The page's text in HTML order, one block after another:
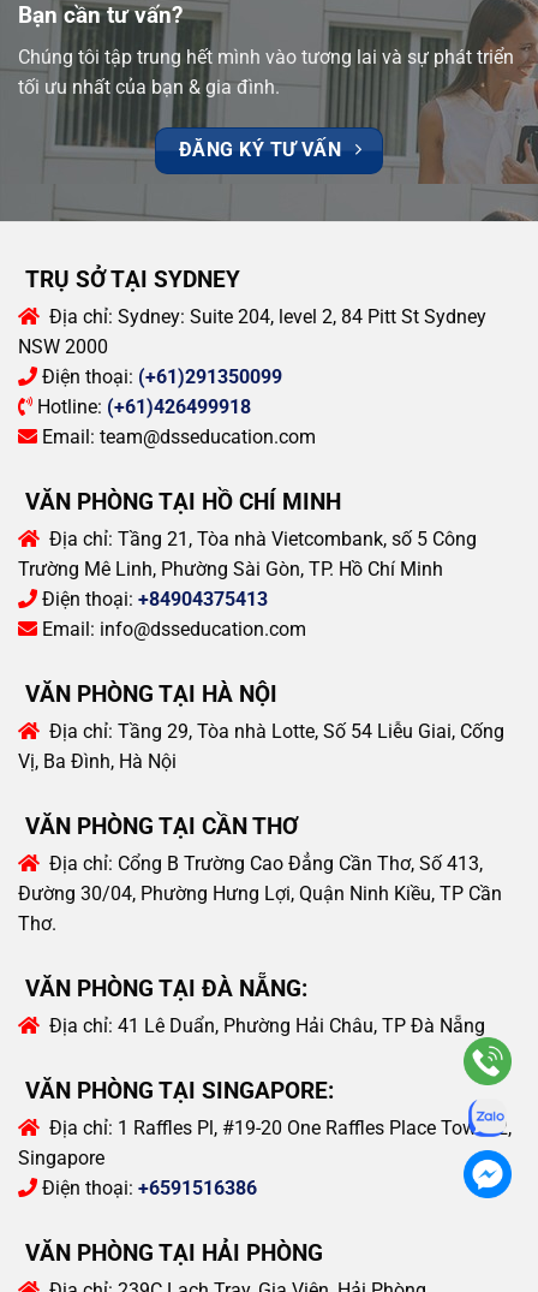
Bạn cần tư vấn?
Chúng tôi tập trung hết mình vào tương lai và sự phát triển
tối ưu nhất của bạn & gia đình.
ĐĂNG KÝ TƯ VẤN
TRỤ SỞ TẠI SYDNEY
Địa chỉ: Sydney: Suite 204, level 2, 84 Pitt St Sydney
NSW 2000
Điện thoại: (+61)291350099
Hotline: (+61)426499918
Email: team@dsseducation.com
VĂN PHÒNG TẠI HỒ CHÍ MINH
Địa chỉ: Tầng 21, Tòa nhà Vietcombank, số 5 Công
Trường Mê Linh, Phường Sài Gòn, TP. Hồ Chí Minh
Điện thoại: +84904375413
Email: info@dsseducation.com
VĂN PHÒNG TẠI HÀ NỘI
Địa chỉ: Tầng 29, Tòa nhà Lotte, Số 54 Liễu Giai, Cống
Vị, Ba Đình, Hà Nội
VĂN PHÒNG TẠI CẦN THƠ
Địa chỉ: Cổng B Trường Cao Đẳng Cần Thơ, Số 413,
Đường 30/04, Phường Hưng Lợi, Quận Ninh Kiều, TP Cần
Thơ.
VĂN PHÒNG TẠI ĐÀ NẴNG:
Địa chỉ: 41 Lê Duẩn, Phường Hải Châu, TP Đà Nẵng
VĂN PHÒNG TẠI SINGAPORE:
Địa chỉ: 1 Raffles Pl, #19-20 One Raffles Place Tower 2,
Singapore
Điện thoại: +6591516386
VĂN PHÒNG TẠI HẢI PHÒNG